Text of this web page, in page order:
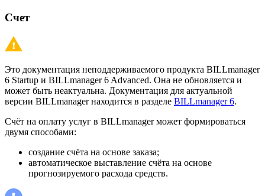
Счет
Это документация неподдерживаемого продукта BILLmanager
6 Startup и BILLmanager 6 Advanced. Она не обновляется и
может быть неактуальна. Документация для актуальной
версии BILLmanager находится в разделе BILLmanager 6.
Счёт на оплату услуг в BILLmanager может формироваться
двумя способами:
создание счёта на основе заказа;
автоматическое выставление счёта на основе
прогнозируемого расхода средств.